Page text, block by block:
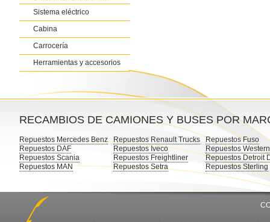
Sistema eléctrico
Cabina
Carrocería
Herramientas y accesorios
RECAMBIOS DE CAMIONES Y BUSES POR
Repuestos Mercedes Benz
Repuestos DAF
Repuestos Scania
Repuestos MAN
Repuestos Renault Trucks
Repuestos Iveco
Repuestos Freightliner
Repuestos Setra
Repuestos Fuso
Repuestos
Repuestos Detroit
Repuestos Sterling